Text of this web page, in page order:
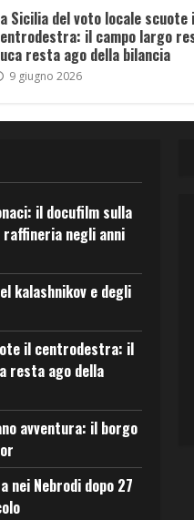
Sicilia del voto locale scuote
il campo largo
resta ago della bilancia
9 giugno 2026
il docufilm sulla
negli anni
kalashnikov e degli
il centrodestra: il
resta ago della
avventura: il borgo
nei Nebrodi dopo 27